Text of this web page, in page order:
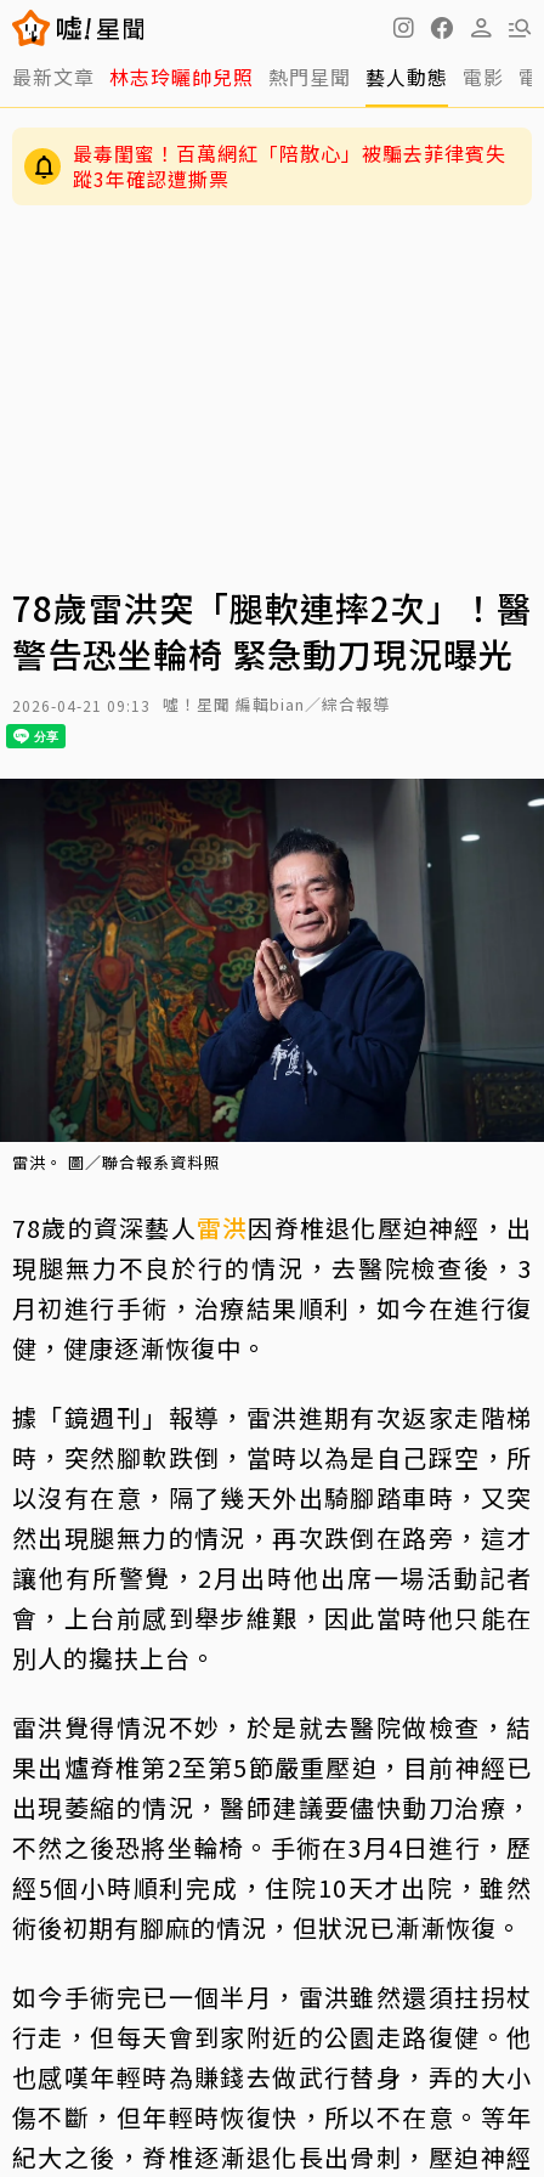
最新文章 林志玲曬帥兒照 熱門星聞 藝人動態 電影
最毒閨蜜！百萬網紅「陪散心」被騙去菲律賓失
蹤3年確認遭撕票
78歲雷洪突「腿軟連摔2次」！醫
警告恐坐輪椅 緊急動刀現況曝光
2026-04-21 09:13 噓！星聞 編輯bian／綜合報導
雷洪。 圖／聯合報系資料照
78歲的資深藝人雷洪因脊椎退化壓迫神經，出
現腿無力不良於行的情況，去醫院檢查後，3
月初進行手術，治療結果順利，如今在進行復
健，健康逐漸恢復中。
據「鏡週刊」報導，雷洪進期有次返家走階梯
時，突然腳軟跌倒，當時以為是自己踩空，所
以沒有在意，隔了幾天外出騎腳踏車時，又突
然出現腿無力的情況，再次跌倒在路旁，這才
讓他有所警覺，2月出時他出席一場活動記者
會，上台前感到舉步維艱，因此當時他只能在
別人的攙扶上台。
雷洪覺得情況不妙，於是就去醫院做檢查，結
果出爐脊椎第2至第5節嚴重壓迫，目前神經已
出現萎縮的情況，醫師建議要儘快動刀治療，
不然之後恐將坐輪椅。手術在3月4日進行，歷
經5個小時順利完成，住院10天才出院，雖然
術後初期有腳麻的情況，但狀況已漸漸恢復。
如今手術完已一個半月，雷洪雖然還須拄拐杖
行走，但每天會到家附近的公園走路復健。他
也感嘆年輕時為賺錢去做武行替身，弄的大小
傷不斷，但年輕時恢復快，所以不在意。等年
紀大之後，脊椎逐漸退化長出骨刺，壓迫神經